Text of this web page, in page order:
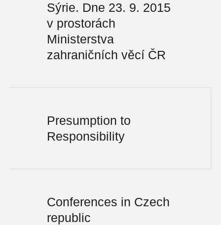
Sýrie. Dne 23. 9. 2015
v prostorách
Ministerstva
zahraničních věcí ČR
Presumption to
Responsibility
Conferences in Czech
republic